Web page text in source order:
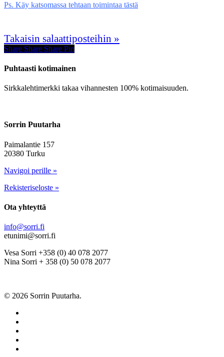
Ps. Käy katsomassa tehtaan toimintaa tästä
Takaisin salaattiposteihin »
Share
Share Share Share Pin
Puhtaasti kotimainen
Sirkkalehtimerkki takaa vihannesten 100% kotimaisuuden.
Sorrin Puutarha
Paimalantie 157
20380 Turku
Navigoi perille »
Rekisteriseloste »
Ota yhteyttä
info@sorri.fi
etunimi@sorri.fi
Vesa Sorri +358 (0) 40 078 2077
Nina Sorri + 358 (0) 50 078 2077
© 2026 Sorrin Puutarha.